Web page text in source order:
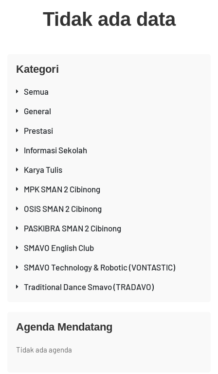
Tidak ada data
Kategori
Semua
General
Prestasi
Informasi Sekolah
Karya Tulis
MPK SMAN 2 Cibinong
OSIS SMAN 2 Cibinong
PASKIBRA SMAN 2 Cibinong
SMAVO English Club
SMAVO Technology & Robotic (VONTASTIC)
Traditional Dance Smavo (TRADAVO)
Agenda Mendatang
Tidak ada agenda